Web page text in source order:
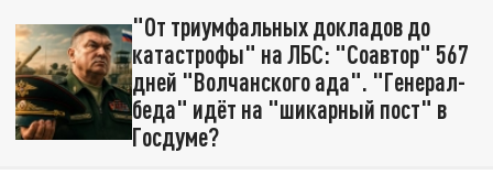
"От триумфальных докладов до
катастрофы" на ЛБС: "Соавтор" 567
дней "Волчанского ада". "Генерал-
беда" идёт на "шикарный пост" в
Госдуме?